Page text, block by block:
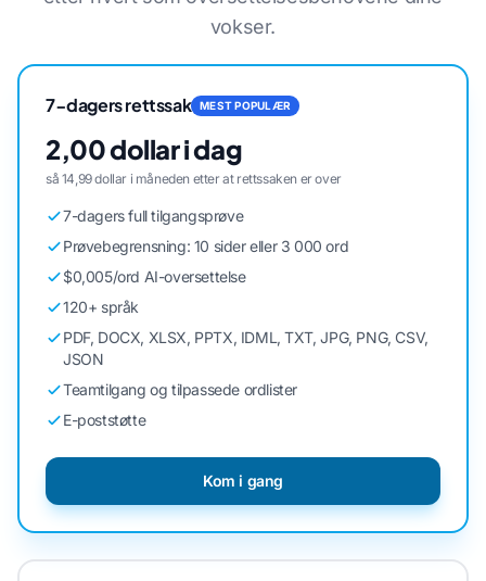
vokser.
7-dagers rettssak MEST POPULÆR
2,00 dollar i dag
så 14,99 dollar i måneden etter at rettssaken er over
7-dagers full tilgangsprøve
Prøvebegrensning: 10 sider eller 3 000 ord
$0,005/ord AI-oversettelse
120+ språk
PDF, DOCX, XLSX, PPTX, IDML, TXT, JPG, PNG, CSV,
JSON
Teamtilgang og tilpassede ordlister
E-poststøtte
Kom i gang